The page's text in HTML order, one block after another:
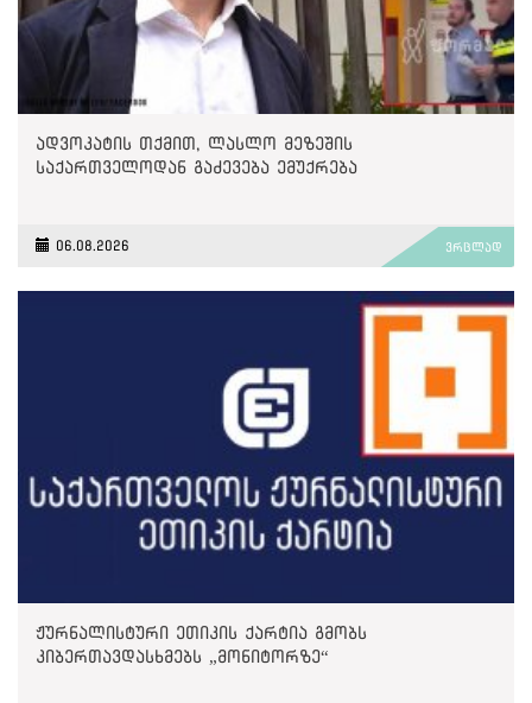
ადვოკატის თქმით, ლასლო მეზეშის
საქართველოდან გაძევება ემუქრება
06.08.2026 ვრცლად
ჟურნალისტური ეთიკის ქარტია გმობს
კიბერთავდასხმებს „მონიტორზე“